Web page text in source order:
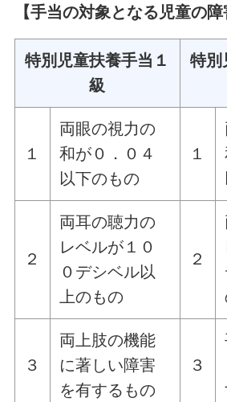
【手当の対象となる児童の障
特別児童扶養手当１
級
特別
１
両眼の視力の
和が０．０４
以下のもの
１
２
両耳の聴力の
レベルが１０
０デシベル以
上のもの
２
３
両上肢の機能
に著しい障害
を有するもの
３